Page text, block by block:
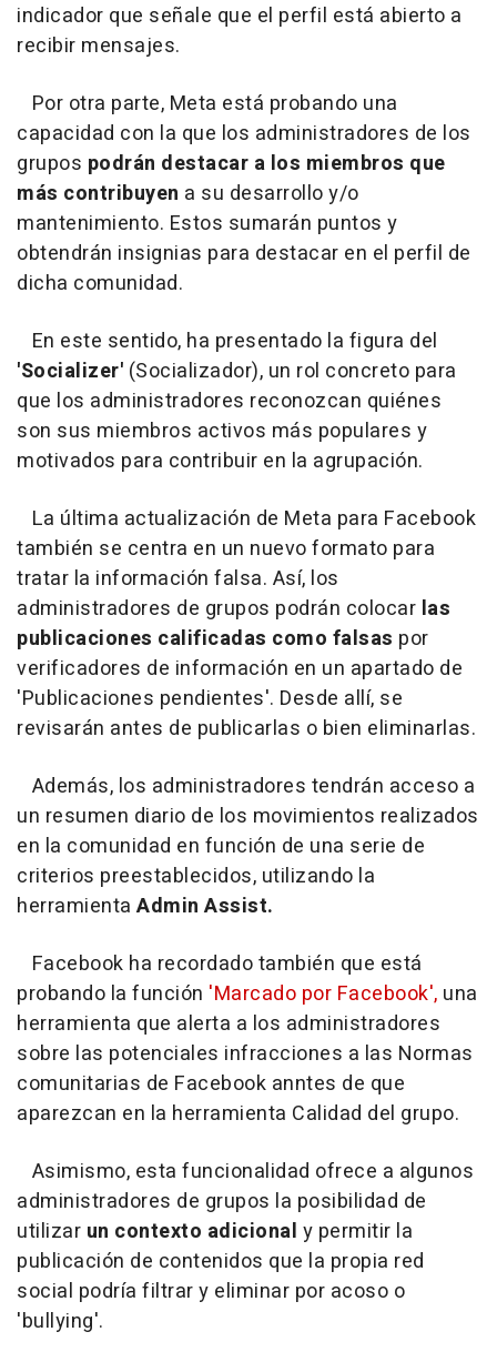
indicador que señale que el perfil está abierto a
recibir mensajes.
Por otra parte, Meta está probando una
capacidad con la que los administradores de los
grupos podrán destacar a los miembros que
más contribuyen a su desarrollo y/o
mantenimiento. Estos sumarán puntos y
obtendrán insignias para destacar en el perfil de
dicha comunidad.
En este sentido, ha presentado la figura del
'Socializer' (Socializador), un rol concreto para
que los administradores reconozcan quiénes
son sus miembros activos más populares y
motivados para contribuir en la agrupación.
La última actualización de Meta para Facebook
también se centra en un nuevo formato para
tratar la información falsa. Así, los
administradores de grupos podrán colocar las
publicaciones calificadas como falsas por
verificadores de información en un apartado de
'Publicaciones pendientes'. Desde allí, se
revisarán antes de publicarlas o bien eliminarlas.
Además, los administradores tendrán acceso a
un resumen diario de los movimientos realizados
en la comunidad en función de una serie de
criterios preestablecidos, utilizando la
herramienta Admin Assist.
Facebook ha recordado también que está
probando la función 'Marcado por Facebook', una
herramienta que alerta a los administradores
sobre las potenciales infracciones a las Normas
comunitarias de Facebook anntes de que
aparezcan en la herramienta Calidad del grupo.
Asimismo, esta funcionalidad ofrece a algunos
administradores de grupos la posibilidad de
utilizar un contexto adicional y permitir la
publicación de contenidos que la propia red
social podría filtrar y eliminar por acoso o
'bullying'.